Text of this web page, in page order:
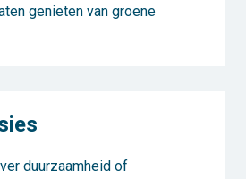
genieten van groene
duurzaamheid of